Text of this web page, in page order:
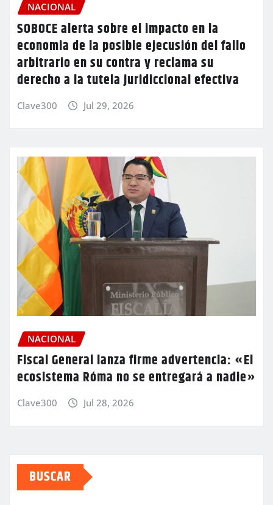
NACIONAL
SOBOCE alerta sobre el impacto en la
economia de la posible ejecusión del fallo
arbitrario en su contra y reclama su
derecho a la tutela juridiccional efectiva
Clave300 Jul 29, 2026
NACIONAL
Fiscal General lanza firme advertencia: «El
ecosistema Róma no se entregará a nadie»
Clave300 Jul 28, 2026
BUSCAR